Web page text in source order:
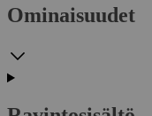
Ominaisuudet